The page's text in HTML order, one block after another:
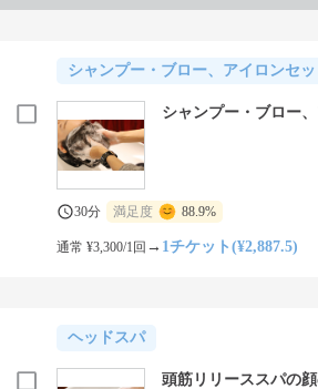
シャンプー・ブロー、アイロンセッ
シャンプー・ブロー
30分 満足度 88.9%
通常 ¥3,300/1回 → 1チケット(¥2,887.5)
ヘッドスパ
頭筋リリーススパの